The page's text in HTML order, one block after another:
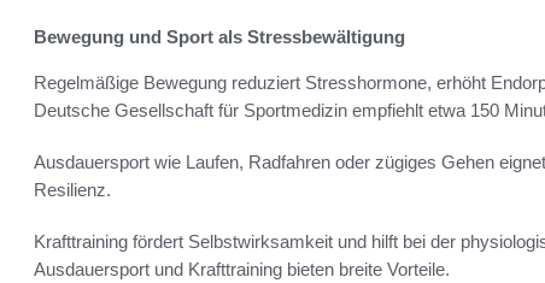
Bewegung und Sport als Stressbewältigung
Regelmäßige Bewegung reduziert Stresshormone, erhöht
Deutsche Gesellschaft für Sportmedizin empfiehlt etwa 150
Ausdauersport wie Laufen, Radfahren oder zügiges Gehen
Resilienz.
Krafttraining fördert Selbstwirksamkeit und hilft bei der
Ausdauersport und Krafttraining bieten breite Vorteile.